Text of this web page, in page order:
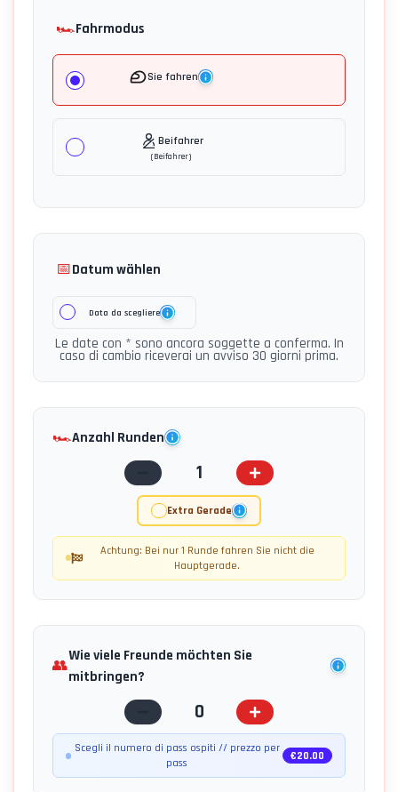
🏎️Fahrmodus
Sie fahren
Beifahrer
(Beifahrer)
📅Datum wählen
Data da scegliere
Le date con * sono ancora soggette a conferma. In
caso di cambio riceverai un avviso 30 giorni prima.
🏎️Anzahl Runden
1
Extra Gerade
Achtung: Bei nur 1 Runde fahren Sie nicht die
Hauptgerade.
👥
Wie viele Freunde möchten Sie
mitbringen?
0
Scegli il numero di pass ospiti // prezzo per
pass
€20.00